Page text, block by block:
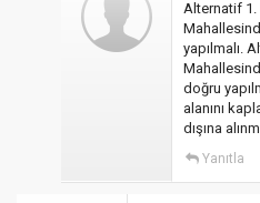
Alternatif 1.
yapılmalı.
doğru
alanını
dışına
Yanıtla